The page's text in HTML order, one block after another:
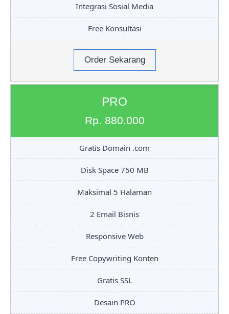
Integrasi Sosial Media
Free Konsultasi
Order Sekarang
PRO
Rp. 880.000
Gratis Domain .com
Disk Space 750 MB
Maksimal 5 Halaman
2 Email Bisnis
Responsive Web
Free Copywriting Konten
Gratis SSL
Desain PRO